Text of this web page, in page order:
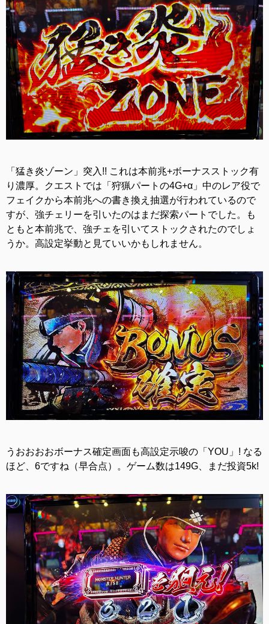
「猛き炎ゾーン」突入!! これは本前兆+ボーナスストック有
り濃厚。クエストでは「狩猟パートの4G+α」中のレア役で
フェイクから本前兆への書き換え抽選が行われているので
すが、強チェリーを引いたのはまだ探索パートでした。も
ともと本前兆で、強チェを引いてストックされたのでしょ
うか。高設定挙動と見ていいかもしれません。
うおおおおボーナス確定画面も高設定示唆の「YOU」! なる
ほど、6ですね（早合点）。ゲーム数は149G、まだ投資5k!